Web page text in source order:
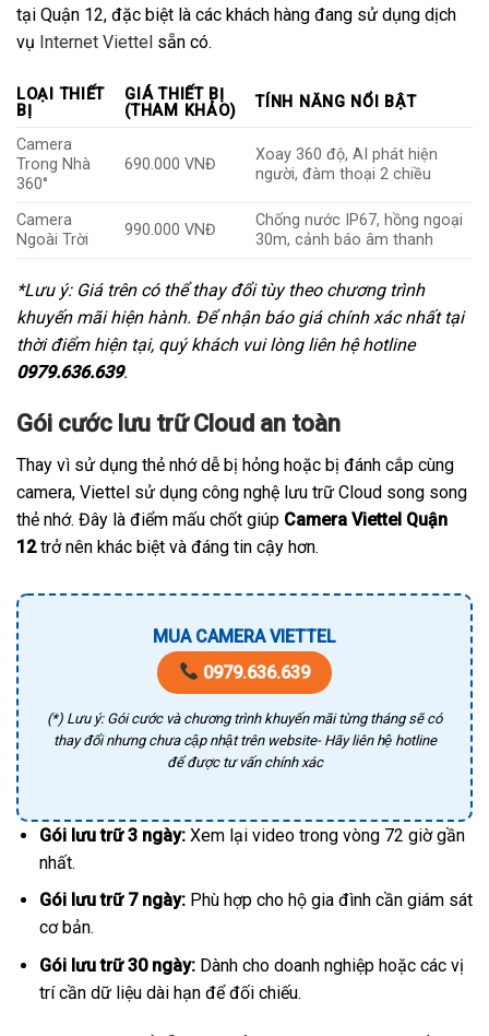
tại Quận 12, đặc biệt là các khách hàng đang sử dụng dịch
vụ Internet Viettel sẵn có.
LOẠI THIẾT
BỊ
GIÁ THIẾT BỊ
(THAM KHẢO)
TÍNH NĂNG NỔI BẬT
Camera
Trong Nhà
360°
690.000 VNĐ
Xoay 360 độ, AI phát hiện
người, đàm thoại 2 chiều
Camera
Ngoài Trời
990.000 VNĐ
Chống nước IP67, hồng ngoại
30m, cảnh báo âm thanh
*Lưu ý: Giá trên có thể thay đổi tùy theo chương trình
khuyến mãi hiện hành. Để nhận báo giá chính xác nhất tại
thời điểm hiện tại, quý khách vui lòng liên hệ hotline
0979.636.639.
Gói cước lưu trữ Cloud an toàn
Thay vì sử dụng thẻ nhớ dễ bị hỏng hoặc bị đánh cắp cùng
camera, Viettel sử dụng công nghệ lưu trữ Cloud song song
thẻ nhớ. Đây là điểm mấu chốt giúp Camera Viettel Quận
12trở nên khác biệt và đáng tin cậy hơn.
MUA CAMERA VIETTEL
0979.636.639
(*) Lưu ý: Gói cước và chương trình khuyến mãi từng tháng sẽ có
thay đổi nhưng chưa cập nhật trên website- Hãy liên hệ hotline
để được tư vấn chính xác
Gói lưu trữ 3 ngày:Xem lại video trong vòng 72 giờ gần
nhất.
Gói lưu trữ 7 ngày:Phù hợp cho hộ gia đình cần giám sát
cơ bản.
Gói lưu trữ 30 ngày:Dành cho doanh nghiệp hoặc các vị
trí cần dữ liệu dài hạn để đối chiếu.